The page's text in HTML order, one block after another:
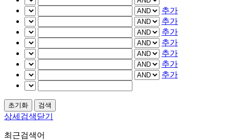
추가
추가
추가
추가
추가
추가
추가
상세검색닫기
최근검색어